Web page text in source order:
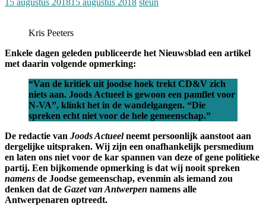
15 augustus 201815 augustus 2018 steun
Kris Peeters
Enkele dagen geleden publiceerde het Nieuwsblad een artikel
met daarin volgende opmerking:
“Van de kritiek uit joodse hoek trekt CD&V zich
niets aan. Joods Actueel is gewoon een pamflet voor
N-VA”, klinkt het in de wandelgangen. “Die
spreken echt niet voor de hele gemeenschap.”
De redactie van Joods Actueelneemt persoonlijk aanstoot aan
dergelijke uitspraken. Wij zijn een onafhankelijk persmedium
en laten ons niet voor de kar spannen van deze of gene politieke
partij. Een bijkomende opmerking is dat wij nooit spreken
namens de Joodse gemeenschap, evenmin als iemand zou
denken dat de Gazet van Antwerpen namens alle
Antwerpenaren optreedt.